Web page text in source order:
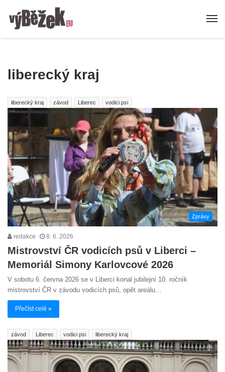
liberecký kraj
liberecký kraj závod Liberec vodici psi
Zprávy
redakce 8. 6. 2026
Mistrovství ČR vodicích psů v Liberci –
Memoriál Simony Karlovcové 2026
V sobotu 6. června 2026 se v Liberci konal jubilejní 10. ročník
mistrovství ČR v závodu vodicích psů, opět areálu…
Přečíst celé »
závod Liberec vodici psi liberecký kraj